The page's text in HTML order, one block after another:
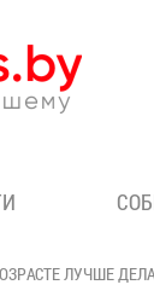
ЛУЧШЕ